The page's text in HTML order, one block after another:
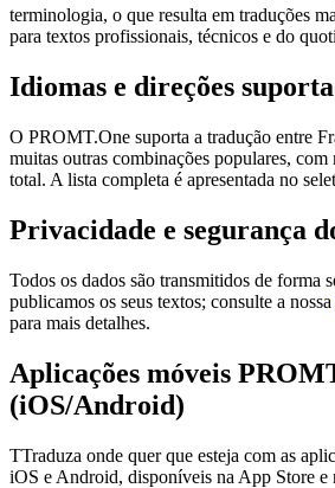
terminologia, o que resulta em traduções
para textos profissionais, técnicos e do
Idiomas e direções
O PROMT.One suporta a tradução entre
muitas outras combinações populares,
total. A lista completa é apresentada no
Privacidade e segurança
Todos os dados são transmitidos de forma
publicamos os seus textos; consulte a nossa
para mais detalhes.
Aplicações móveis
(iOS/Android)
TTraduza onde quer que esteja com as
iOS e Android, disponíveis na App Store e